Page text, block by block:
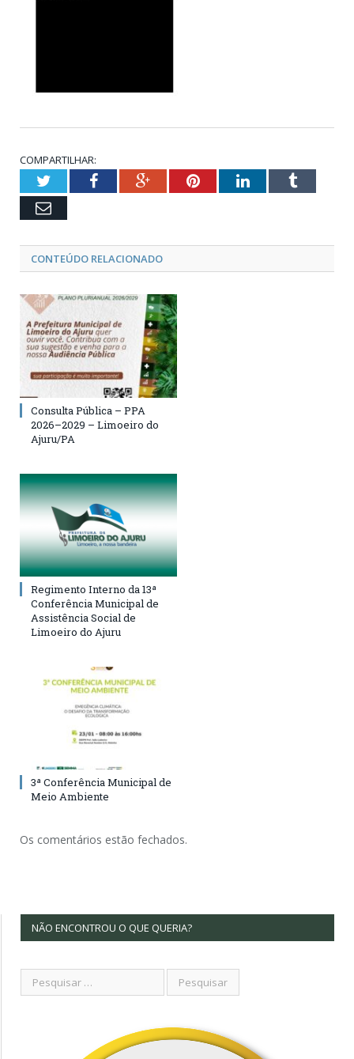
COMPARTILHAR:
TwitterFacebookGoogle+PinterestLinkedInTumblr
Email
CONTEÚDO RELACIONADO
Consulta Pública – PPA
2026–2029 – Limoeiro do
Ajuru/PA
Regimento Interno da 13ª
Conferência Municipal de
Assistência Social de
Limoeiro do Ajuru
3ª Conferência Municipal de
Meio Ambiente
Os comentários estão fechados.
NÃO ENCONTROU O QUE QUERIA?